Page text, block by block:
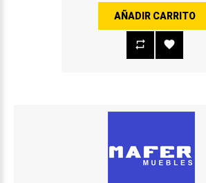
AÑADIR CARRITO